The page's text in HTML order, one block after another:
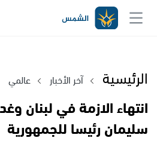
الرئيسية آخر الأخبار عالمي
انتهاء الازمة في لبنان
سليمان رئيسا للجمهورية